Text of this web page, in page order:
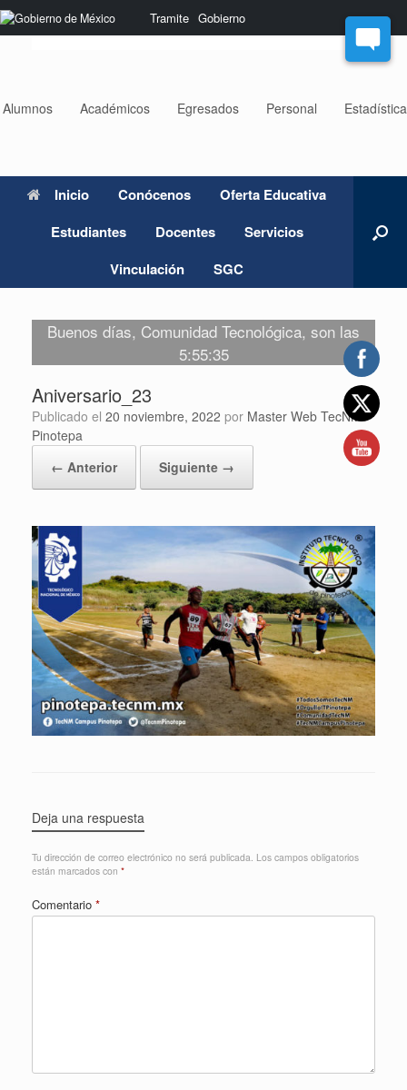
Nota:
este
sistema
Tramite Gobierno
Saltar
al
Alumnos Académicos Egresados Personal
Inicio Conócenos
Oferta Educativa
Estudiantes
Docentes
Servicios
Vinculación
SGC
Buenos días, Comunidad Tecnológica, son las
5:55:35
Aniversario_23
Publicado el 20 noviembre, 2022 por Master Web TecNM
Pinotepa
← Anterior
Siguiente →
Deja una respuesta
Tu dirección de correo electrónico no será publicada. Los campos obligatorios
están marcados con *
Comentario *